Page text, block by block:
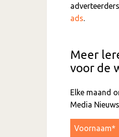
ads.
Meer
voor de
Elke maand
Media